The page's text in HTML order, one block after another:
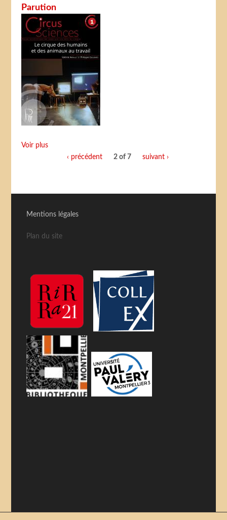
Parution
Voir plus
‹ précédent
2 of 7 suivant ›
Mentions légales
Plan du site